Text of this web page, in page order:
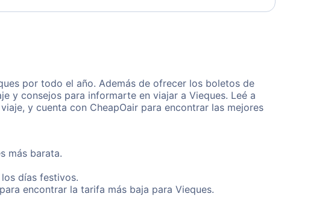
por todo el año. Además de ofrecer los boletos de
y consejos para informarte en viajar a Vieques. Leé a
y cuenta con CheapOair para encontrar las mejores
más barata.
días festivos.
encontrar la tarifa más baja para Vieques.